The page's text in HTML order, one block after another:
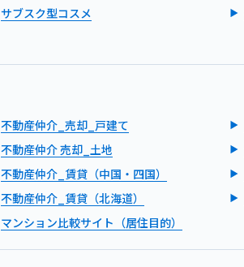
サブスク型コスメ
不動産仲介_売却_戸建て
不動産仲介 売却_土地
不動産仲介_賃貸（中国・四国）
不動産仲介_賃貸（北海道）
マンション比較サイト（居住目的）